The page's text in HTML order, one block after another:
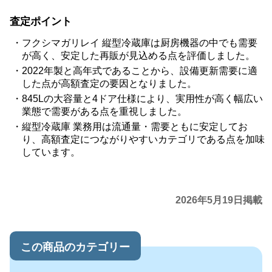
査定ポイント
フクシマガリレイ 縦型冷蔵庫は厨房機器の中でも需要
が高く、安定した再販が見込める点を評価しました。
2022年製と高年式であることから、設備更新需要に適
した点が高額査定の要因となりました。
845Lの大容量と4ドア仕様により、実用性が高く幅広い
業態で需要がある点を重視しました。
縦型冷蔵庫 業務用は流通量・需要ともに安定してお
り、高額査定につながりやすいカテゴリである点を加味
しています。
2026年5月19日掲載
この商品のカテゴリー